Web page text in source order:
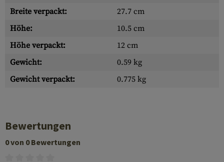
Breite verpackt:
27.7 cm
Höhe:
10.5 cm
Höhe verpackt:
12 cm
Gewicht:
0.59 kg
Gewicht verpackt:
0.775 kg
Bewertungen
0 von 0 Bewertungen